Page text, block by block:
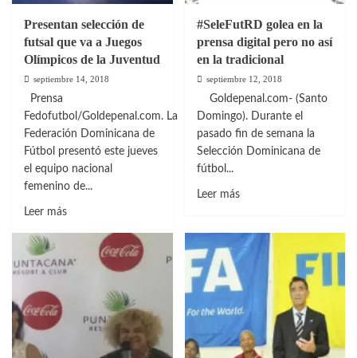
Presentan selección de
futsal que va a Juegos
Olímpicos de la Juventud
septiembre 14, 2018
Prensa
Fedofutbol/Goldepenal.com. La
Federación Dominicana de
Fútbol presentó este jueves
el equipo nacional
femenino de...
Leer másLeer
Presentan
futsal
#SeleFutRD golea en la
prensa digital pero no así
en la tradicional
septiembre 12, 2018
Goldepenal.com- (Santo
Domingo). Durante el
pasado fin de semana la
Selección Dominicana de
fútbol...
Leer másLeer
#SeleFutRD
en
prensa
digital
pero